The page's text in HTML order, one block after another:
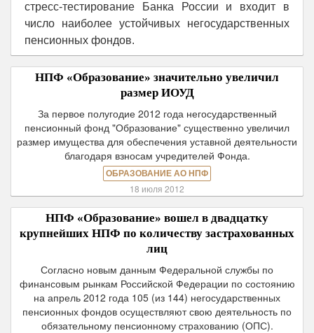
стресс-тестирование Банка России и входит в
число наиболее устойчивых негосударственных
пенсионных фондов.
НПФ «Образование» значительно увеличил
размер ИОУД
За первое полугодие 2012 года негосударственный
пенсионный фонд "Образование" существенно увеличил
размер имущества для обеспечения уставной деятельности
благодаря взносам учредителей Фонда.
ОБРАЗОВАНИЕ АО НПФ
18 июля 2012
НПФ «Образование» вошел в двадцатку
крупнейших НПФ по количеству застрахованных
лиц
Согласно новым данным Федеральной службы по
финансовым рынкам Российской Федерации по состоянию
на апрель 2012 года 105 (из 144) негосударственных
пенсионных фондов осуществляют свою деятельность по
обязательному пенсионному страхованию (ОПС).